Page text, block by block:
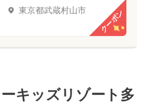
東京都武蔵村山市 クーポン
キッズリゾート多